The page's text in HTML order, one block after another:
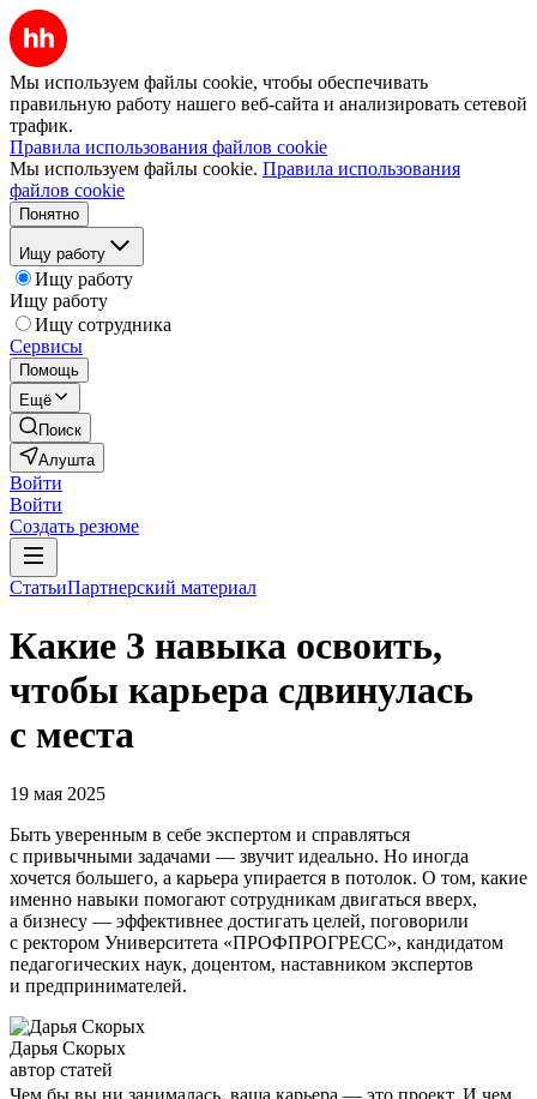
Мы используем файлы cookie, чтобы обеспечивать
правильную работу нашего веб-сайта и анализировать сетевой
трафик.
Правила использования файлов cookie
Мы используем файлы cookie. Правила использования
файлов cookie
Понятно
Ищу работу
Ищу работу
Ищу работу
Ищу сотрудника
Сервисы
Помощь
Ещё
Поиск
Алушта
Войти
Войти
Создать резюме
СтатьиПартнерский материал
Какие 3 навыка освоить,
чтобы карьера сдвинулась
с места
19 мая 2025
Быть уверенным в себе экспертом и справляться
с привычными задачами — звучит идеально. Но иногда
хочется большего, а карьера упирается в потолок. О том, какие
именно навыки помогают сотрудникам двигаться вверх,
а бизнесу — эффективнее достигать целей, поговорили
с ректором Университета «ПРОФПРОГРЕСС», кандидатом
педагогических наук, доцентом, наставником экспертов
и предпринимателей.
Дарья Скорых
автор статей
Чем бы вы ни занималась, ваша карьера — это проект. И чем